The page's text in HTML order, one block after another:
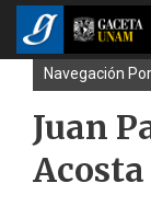
Navegación
Juan
Acosta